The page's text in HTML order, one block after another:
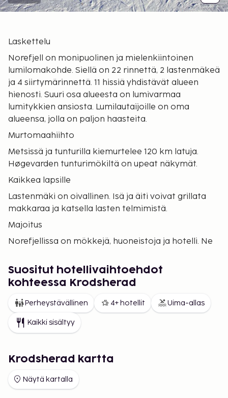
Laskettelu
Norefjell on monipuolinen ja mielenkiintoinen
lumilomakohde. Siellä on 22 rinnettä, 2 lastenmäkeä
ja 4 siirtymärinnettä. 11 hissiä yhdistävät alueen
hienosti. Suuri osa alueesta on lumivarmaa
lumitykkien ansiosta. Lumilautaijoille on oma
alueensa, jolla on paljon haasteita.
Murtomaahiihto
Metsissä ja tunturilla kiemurtelee 120 km latuja.
Høgevarden tunturimökiltä on upeat näkymät.
Kaikkea lapsille
Lastenmäki on oivallinen. Isä ja äiti voivat grillata
makkaraa ja katsella lasten telmimistä.
Majoitus
Norefjellissa on mökkejä, huoneistoja ja hotelli. Ne
Ilman suksia
Tunturin juurella on ravintola ja pubi. Vuoden 1992
olympialaisten vanhassa hissirakennuksessa voi
nauttia kupillisen kaakaota tai hyvän päivällisen.
Suositut hotellivaihtoehdot
kohteessa Krodsherad
Perheystävällinen 4+ hotellit Uima-allas
Kaikki sisältyy
Krodsherad kartta
Näytä kartalla